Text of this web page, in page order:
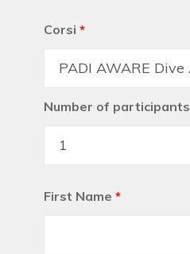
Corsi *
Number of participants
First Name *